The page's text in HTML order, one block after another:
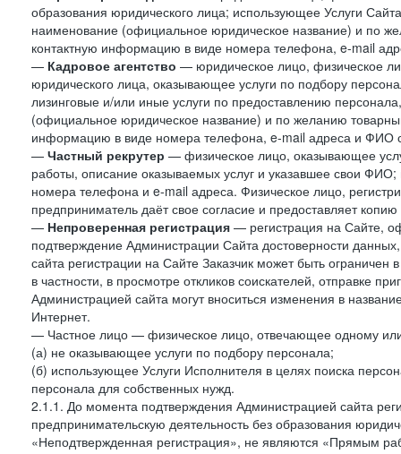
образования юридического лица; использующее Услуги
наименование (официальное юридическое название) и по
контактную информацию в виде номера телефона, e-mail
— Кадровое агентство — юридическое лицо, физическое
юридического лица, оказывающее услуги по подбору
лизинговые и/или иные услуги по предоставлению
(официальное юридическое название) и по желанию
информацию в виде номера телефона, e-mail адреса и ФИО
— Частный рекрутер — физическое лицо, оказывающее
работы, описание оказываемых услуг и указавшее свои
номера телефона и e-mail адреса. Физическое лицо,
предприниматель даёт свое согласие и предоставляет
— Непроверенная регистрация — регистрация на Сайте,
подтверждение Администрации Сайта достоверности
сайта регистрации на Сайте Заказчик может быть
в частности, в просмотре откликов соискателей, отправке
Администрацией сайта могут вноситься изменения в
Интернет.
— Частное лицо — физическое лицо, отвечающее одному
(а) не оказывающее услуги по подбору персонала;
(б) использующее Услуги Исполнителя в целях поиска
персонала для собственных нужд.
2.1.1. До момента подтверждения Администрацией сайта
предпринимательскую деятельность без образования
«Неподтвержденная регистрация», не являются «Прямым